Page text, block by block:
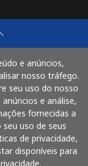
e anúncios,
nosso tráfego.
seu uso do nosso
e análise,
fornecidas a
uso de seus
de privacidade,
disponíveis para